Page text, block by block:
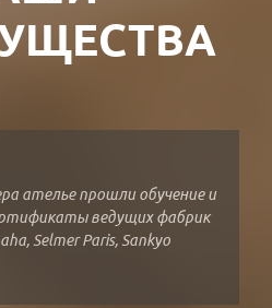
ателье прошли обучение и
ведущих фабрик
Selmer Paris, Sankyo